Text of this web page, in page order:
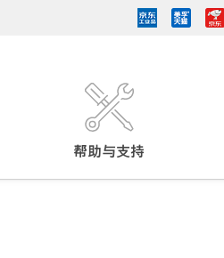
帮助与支持